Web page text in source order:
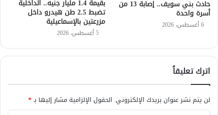
حادث بني سويف.. إصابة 13 من
أسرة واحدة
6 أغسطس، 2026
بقيمة 1.4 مليار جنيه.. الداخلية
تضبط 2.5 طن هيدرو داخل
مزرعتين بالإسماعيلية
5 أغسطس، 2026
اترك تعليقاً
لن يتم نشر عنوان بريدك الإلكتروني. الحقول الإلزامية مشار إليها بـ*